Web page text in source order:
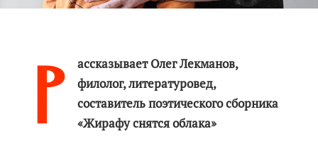
Р
ассказывает Олег Лекманов,
филолог, литературовед,
составитель поэтического сборника
«Жирафу снятся облака»